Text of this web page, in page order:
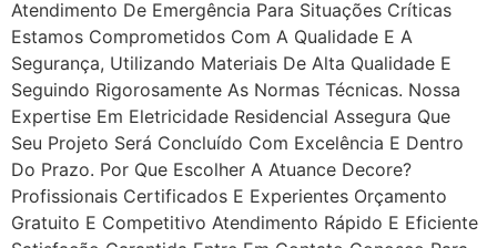
Atendimento De Emergência Para Situações Críticas
Estamos Comprometidos Com A Qualidade E A
Segurança, Utilizando Materiais De Alta Qualidade E
Seguindo Rigorosamente As Normas Técnicas. Nossa
Expertise Em Eletricidade Residencial Assegura Que
Seu Projeto Será Concluído Com Excelência E Dentro
Do Prazo. Por Que Escolher A Atuance Decore?
Profissionais Certificados E Experientes Orçamento
Gratuito E Competitivo Atendimento Rápido E Eficiente